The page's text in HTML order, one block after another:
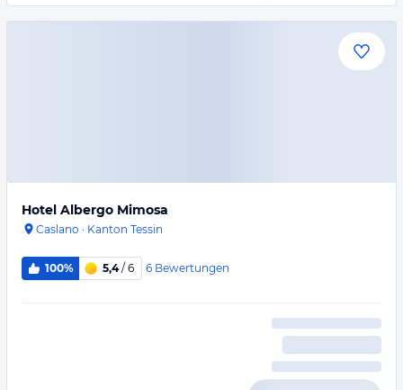
Hotel Albergo Mimosa
Caslano · Kanton Tessin
100% 5,4/ 6 6 Bewertungen